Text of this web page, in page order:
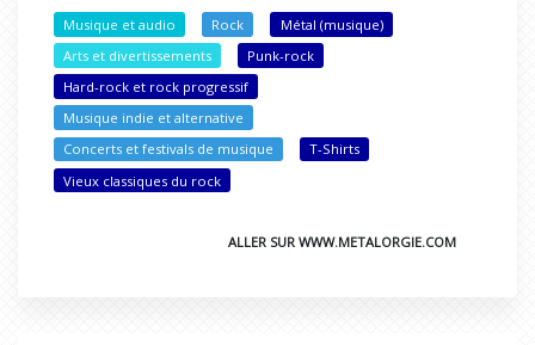
Musique et audio Rock
Métal (musique)
Arts et divertissements
Punk-rock
Hard-rock et rock progressif
Musique indie et alternative
Concerts et festivals de musique
T-Shirts
Vieux classiques du rock
ALLER SUR WWW.METALORGIE.COM